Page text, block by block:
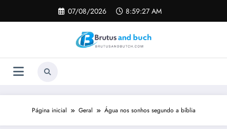
o
07/08/2026 8:59:28 AM
Página inicial Geral Água nos sonhos segundo a bíblia